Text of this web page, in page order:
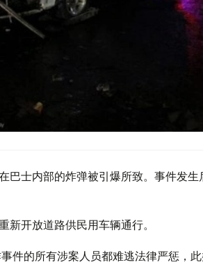
巴士内部的炸弹被引爆所致。事件发生
开放道路供民用车辆通行。
件的所有涉案人员都难逃法律严惩，